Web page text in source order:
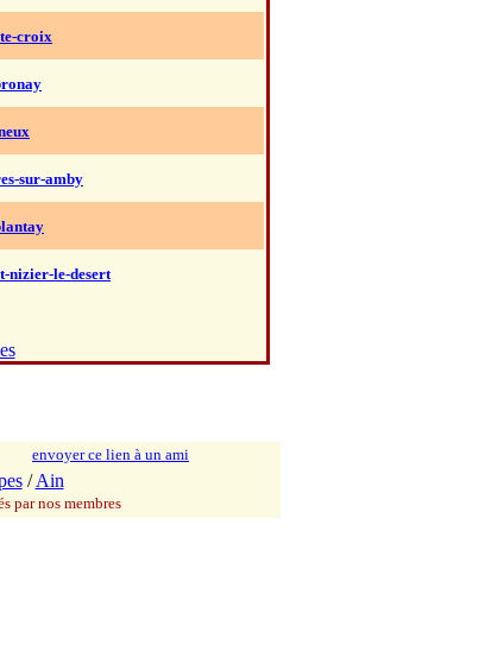
croix
sur-amby
nizier-le-desert
envoyer ce lien à un ami
/Ain
par nos membres